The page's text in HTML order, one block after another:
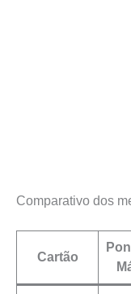
Comparativo dos
Cartão